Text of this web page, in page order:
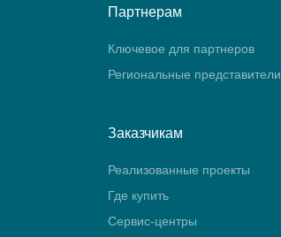
Партнерам
Ключевое для партнеров
Региональные представители
Заказчикам
Реализованные проекты
Где купить
Сервис-центры